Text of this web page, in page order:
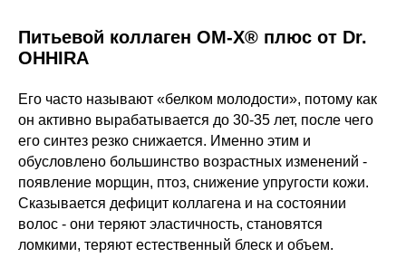
Питьевой коллаген ОМ-Х® плюс от Dr.
OHHIRA
Его часто называют «белком молодости», потому как
он активно вырабатывается до 30-35 лет, после чего
его синтез резко снижается. Именно этим и
обусловлено большинство возрастных изменений -
появление морщин, птоз, снижение упругости кожи.
Сказывается дефицит коллагена и на состоянии
волос - они теряют эластичность, становятся
ломкими, теряют естественный блеск и объем.